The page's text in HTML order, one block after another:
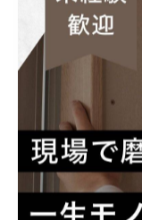
ています。今後も
が求められています
未来の建築業
ンとは？
建築職人は高度
ますが、福利厚